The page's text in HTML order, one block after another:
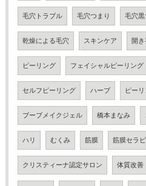
毛穴トラブル 毛穴つまり 毛穴黒
乾燥による毛穴 スキンケア 開き
ピーリング フェイシャルピーリング
セルフピーリング ハーブ ピー
ブーブメイクジェル 橋本まなみ
ハリ むくみ 筋膜 筋膜セラ
クリスティーナ認定サロン 体質改善